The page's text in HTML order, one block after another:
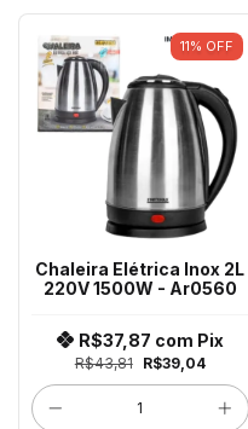
11% OFF
Chaleira Elétrica Inox 2L
220V 1500W - Ar0560
R$43,81 R$39,04
R$37,87 com Pix